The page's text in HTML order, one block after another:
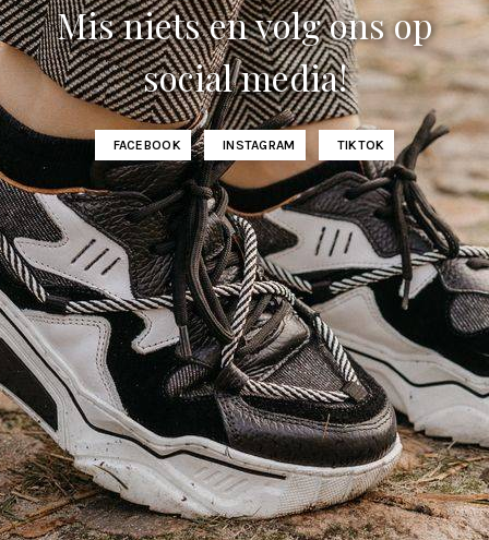
Mis niets en volg ons op
social media!
FACEBOOK INSTAGRAM TIKTOK